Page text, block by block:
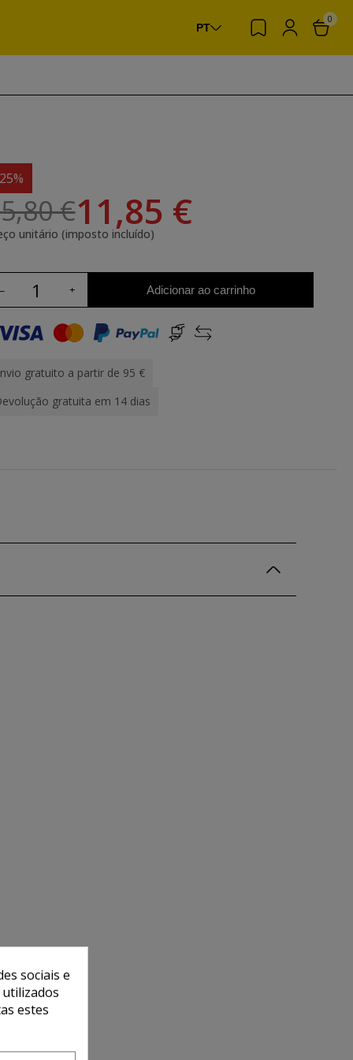
PT
0
€11,85 €
unitário (imposto incluído)
Adicionar ao carrinho
gratuito a partir de 95 €
gratuita em 14 dias
sociais e
utilizados
estes